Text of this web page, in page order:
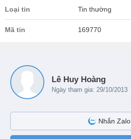
Loại tin Tin thường
Mã tin 169770
Lê Huy Hoàng
Ngày tham gia: 29/10/2013
Nhắn Zalo